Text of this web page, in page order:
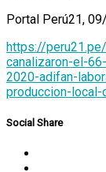
Portal Perú21,
https://
canalizaron-el-
2020-adifan-
produccion-
Social Share